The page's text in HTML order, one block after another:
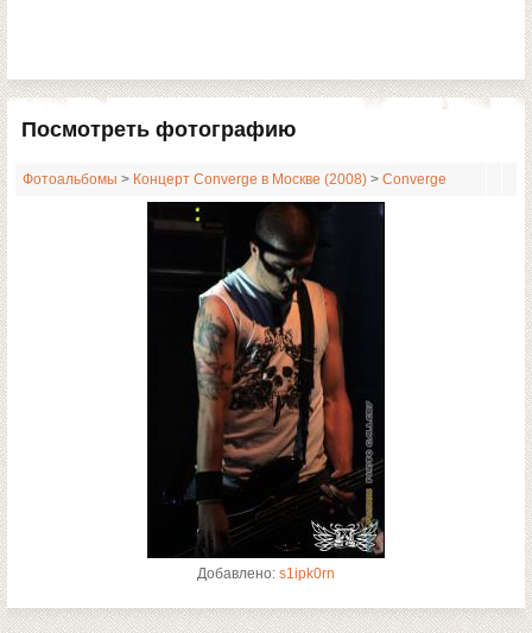
Посмотреть фотографию
Фотоальбомы > Концерт Converge в Москве (2008) > Converge
Добавлено: s1ipk0rn